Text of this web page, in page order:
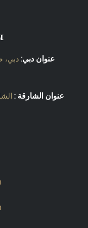
عنوان دبي: دبي،
عنوان الشارقة :